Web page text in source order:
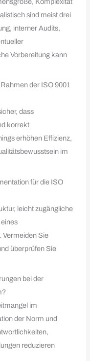
sind meist drei
interner Audits,
Vorbereitung kann
der ISO 9001
dass
korrekt
erhöhen Effizienz,
im
für die ISO
leicht zugängliche
Vermeiden Sie
überprüfen Sie
bei der
im
der Norm und
reduzieren